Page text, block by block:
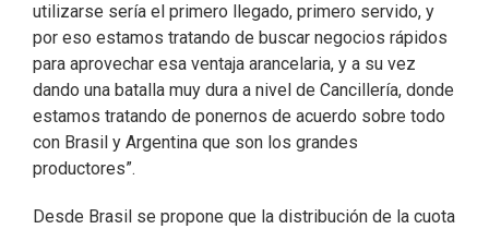
utilizarse sería el primero llegado, primero servido, y
por eso estamos tratando de buscar negocios rápidos
para aprovechar esa ventaja arancelaria, y a su vez
dando una batalla muy dura a nivel de Cancillería, donde
estamos tratando de ponernos de acuerdo sobre todo
con Brasil y Argentina que son los grandes
productores”.
Desde Brasil se propone que la distribución de la cuota